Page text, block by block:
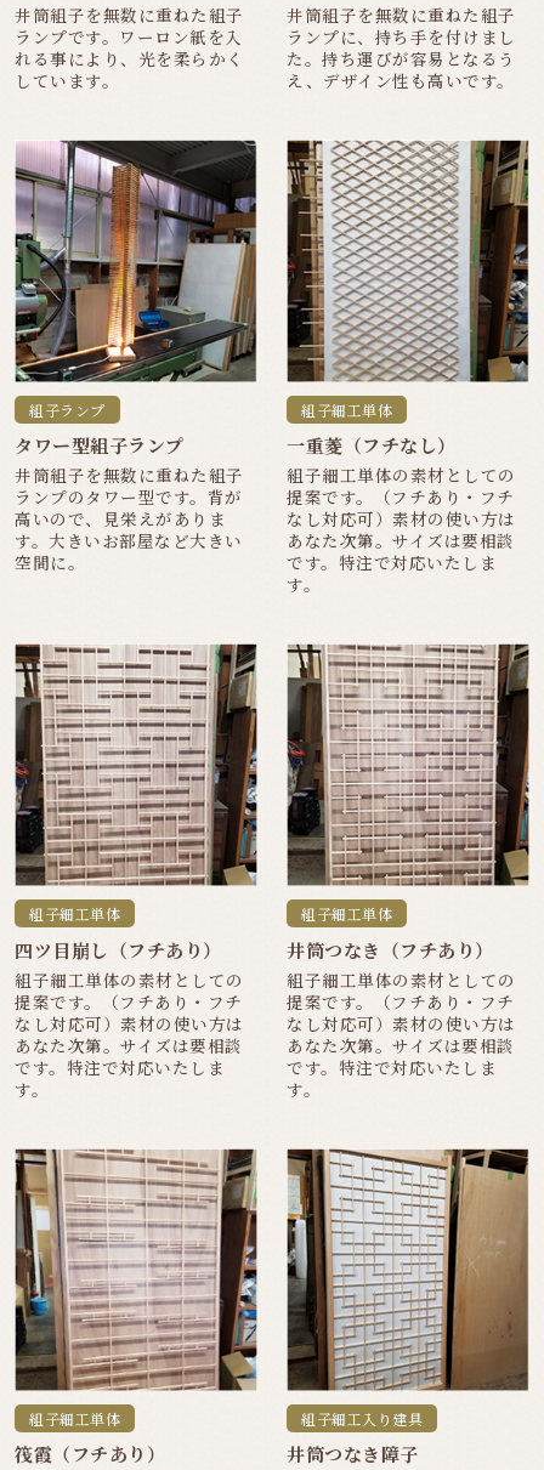
井筒組子を無数に重ねた組子
ランプです。ワーロン紙を入
れる事により、光を柔らかく
しています。
井筒組子を無数に重ねた組子
ランプに、持ち手を付けまし
た。持ち運びが容易となるう
え、デザイン性も高いです。
組子ランプ
タワー型組子ランプ
井筒組子を無数に重ねた組子
ランプのタワー型です。背が
高いので、見栄えがありま
す。大きいお部屋など大きい
空間に。
組子細工単体
一重菱（フチなし）
組子細工単体の素材としての
提案です。（フチあり・フチ
なし対応可）素材の使い方は
あなた次第。サイズは要相談
です。特注で対応いたしま
す。
組子細工単体
四ツ目崩し（フチあり）
組子細工単体の素材としての
提案です。（フチあり・フチ
なし対応可）素材の使い方は
あなた次第。サイズは要相談
です。特注で対応いたしま
す。
組子細工単体
井筒つなき（フチあり）
組子細工単体の素材としての
提案です。（フチあり・フチ
なし対応可）素材の使い方は
あなた次第。サイズは要相談
です。特注で対応いたしま
す。
組子細工単体
筏霞（フチあり）
組子細工入り建具
井筒つなき障子